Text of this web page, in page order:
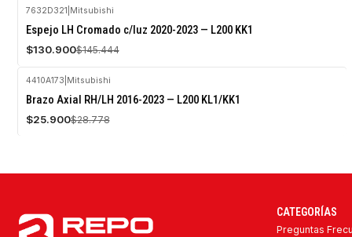
-10%
OFF
Agotado
7632D321 Mitsubishi
Espejo LH Cromado c/luz 2020-2023 — L200 KK1
$130.900$145.444
-10%
OFF
4410A173 Mitsubishi
Brazo Axial RH/LH 2016-2023 — L200 KL1/KK1
$25.900$28.778
CATEGORÍAS
Preguntas